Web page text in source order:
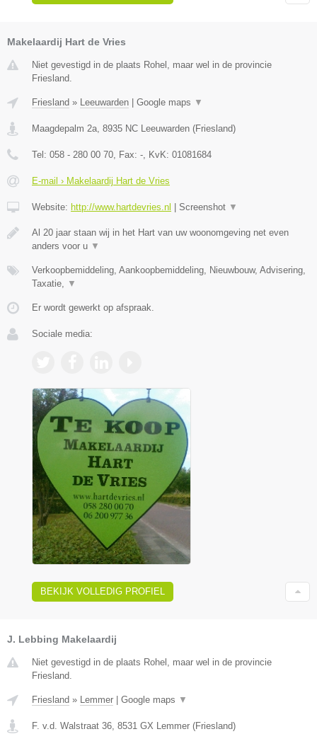
Makelaardij Hart de Vries
Niet gevestigd in de plaats Rohel, maar wel in de provincie
Friesland.
Friesland » Leeuwarden Google maps ▼
Maagdepalm 2a, 8935 NC Leeuwarden (Friesland)
Tel: 058 - 280 00 70, Fax: -, KvK: 01081684
E-mail › Makelaardij Hart de Vries
Website: http://www.hartdevries.nl Screenshot ▼
Al 20 jaar staan wij in het Hart van uw woonomgeving net even
anders voor u ▼
Verkoopbemiddeling, Aankoopbemiddeling, Nieuwbouw, Advisering,
Taxatie, ▼
Er wordt gewerkt op afspraak.
Sociale media:
BEKIJK VOLLEDIG PROFIEL
J. Lebbing Makelaardij
Niet gevestigd in de plaats Rohel, maar wel in de provincie
Friesland.
Friesland » Lemmer Google maps ▼
F. v.d. Walstraat 36 8531 GX Lemmer (Friesland)